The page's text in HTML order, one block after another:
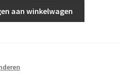
aan winkelwagen